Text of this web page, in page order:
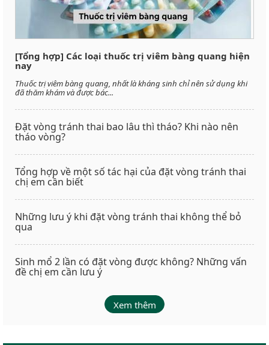
[Tổng hợp] Các loại thuốc trị viêm bàng quang hiện
nay
Thuốc trị viêm bàng quang, nhất là kháng sinh chỉ nên sử dụng khi
đã thăm khám và được bác...
Đặt vòng tránh thai bao lâu thì tháo? Khi nào nên
tháo vòng?
Tổng hợp về một số tác hại của đặt vòng tránh thai
chị em cần biết
Những lưu ý khi đặt vòng tránh thai không thể bỏ
qua
Sinh mổ 2 lần có đặt vòng được không? Những vấn
đề chị em cần lưu ý
Xem thêm